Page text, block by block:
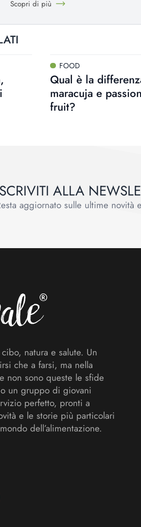
Scopri di più
FOOD
Qual è la
maracuja e passion
fruit?
ALLA
aggiornato sulle ultime
natura e salute. Un
che a farsi, ma nella
non sono queste le sfide
un gruppo di giovani
perfetto, pronti a
e le storie più particolari
dell’alimentazione.